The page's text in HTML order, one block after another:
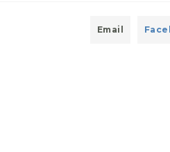
Email